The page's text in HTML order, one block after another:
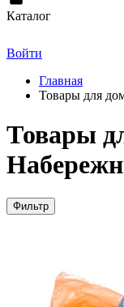
Каталог
Войти
Главная
Товары для
Товары
Фильтр